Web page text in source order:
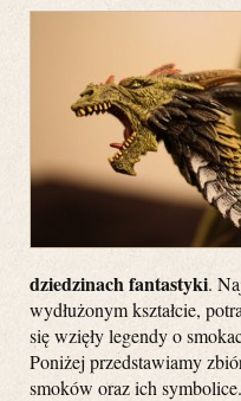
dziedzinach fantastyki.
wydłużonym kształcie,
się wzięły legendy o
Poniżej przedstawiamy
smoków oraz ich symbolice.